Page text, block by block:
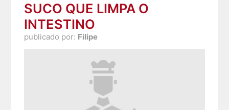
SUCO QUE LIMPA O
INTESTINO
publicado por: Filipe